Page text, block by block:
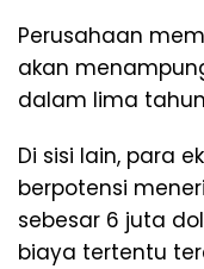
Perusahaan
akan
dalam lima
Di sisi lain, para
berpotensi
sebesar 6 juta
biaya tertentu